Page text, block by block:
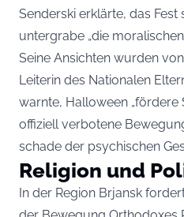
Senderski erklärte, das
untergrabe „die
Seine Ansichten wurden
Leiterin des Nationalen
warnte, Halloween „fördere
offiziell verbotene
schade der psychischen
Religion und
In der Region Brjansk